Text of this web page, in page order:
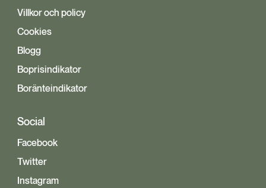
Villkor och policy
Cookies
Blogg
Boprisindikator
Boränteindikator
Social
Facebook
Twitter
Instagram